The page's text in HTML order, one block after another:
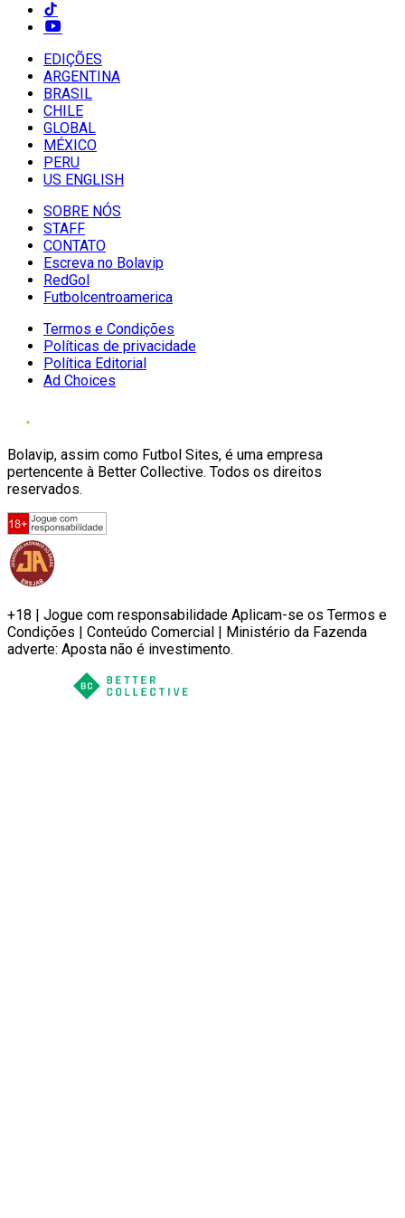
EDIÇÕES
ARGENTINA
BRASIL
CHILE
GLOBAL
MÉXICO
PERU
US ENGLISH
SOBRE NÓS
STAFF
CONTATO
Escreva no Bolavip
RedGol
Futbolcentroamerica
Termos e Condições
Políticas de privacidade
Política Editorial
Ad Choices
Bolavip, assim como Futbol Sites, é uma empresa
pertencente à Better Collective. Todos os direitos
reservados.
+18 | Jogue com responsabilidade Aplicam-se os Termos e
Condições | Conteúdo Comercial | Ministério da Fazenda
adverte: Aposta não é investimento.